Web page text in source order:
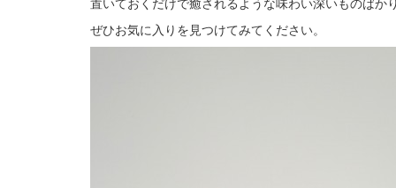
ぜひお気に入りを見つけてみてください。